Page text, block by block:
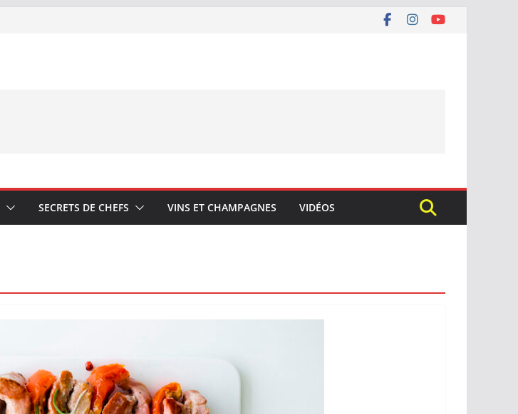
SECRETS DE CHEFS VINS ET CHAMPAGNES VIDÉOS